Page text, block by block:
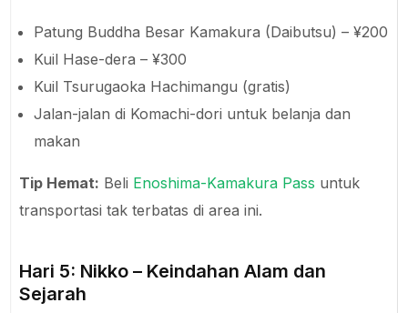
Patung Buddha Besar Kamakura (Daibutsu) – ¥200
Kuil Hase-dera – ¥300
Kuil Tsurugaoka Hachimangu (gratis)
Jalan-jalan di Komachi-dori untuk belanja dan
makan
Tip Hemat: Beli Enoshima-Kamakura Pass untuk
transportasi tak terbatas di area ini.
Hari 5: Nikko – Keindahan Alam dan
Sejarah